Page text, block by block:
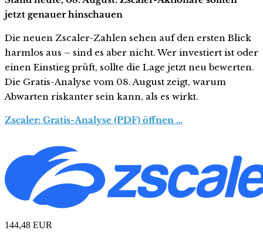
jetzt genauer hinschauen
Die neuen Zscaler-Zahlen sehen auf den ersten Blick
harmlos aus – sind es aber nicht. Wer investiert ist oder
einen Einstieg prüft, sollte die Lage jetzt neu bewerten.
Die Gratis-Analyse vom 08. August zeigt, warum
Abwarten riskanter sein kann, als es wirkt.
Zscaler: Gratis-Analyse (PDF) öffnen …
144,48 EUR